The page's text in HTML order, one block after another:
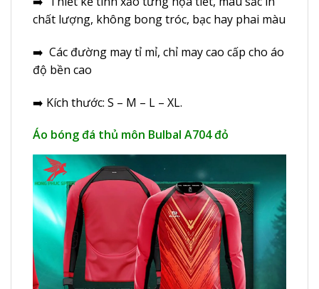
chất lượng, không bong tróc, bạc hay phai màu
➡️ Các đường may tỉ mỉ, chỉ may cao cấp cho áo
độ bền cao
➡️ Kích thước: S – M – L – XL.
Áo bóng đá thủ môn Bulbal A704 đỏ